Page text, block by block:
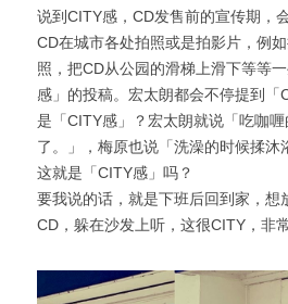
说到CITY感，CD发售前的宣传期，
CD在城市各处拍照或是拍影片，例
照，把CD从公园的滑梯上滑下等等
感」的投稿。宏太朗都会不停提到「
是「CITY感」？宏太朗就说「吃咖
了。」，梅原也说「洗澡的时候揉沐
这就是「CITY感」吗？
要我说的话，就是下班后回到家，想
CD，躲在沙发上听，这很CITY，非